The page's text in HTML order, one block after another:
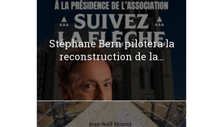
Stéphane Bern pilotera la
reconstruction de la...